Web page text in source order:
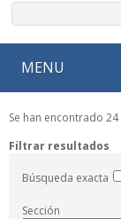
MENU
Se han encontrado
Filtrar resultados
Búsqueda exacta
Sección